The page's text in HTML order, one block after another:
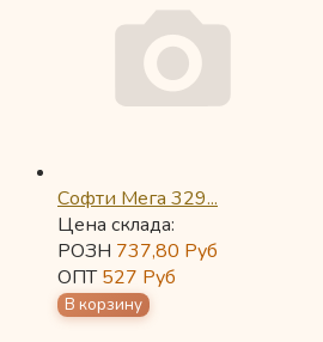
Софти Мега 329...
Цена склада:
РОЗН 737,80 Руб
ОПТ527 Руб